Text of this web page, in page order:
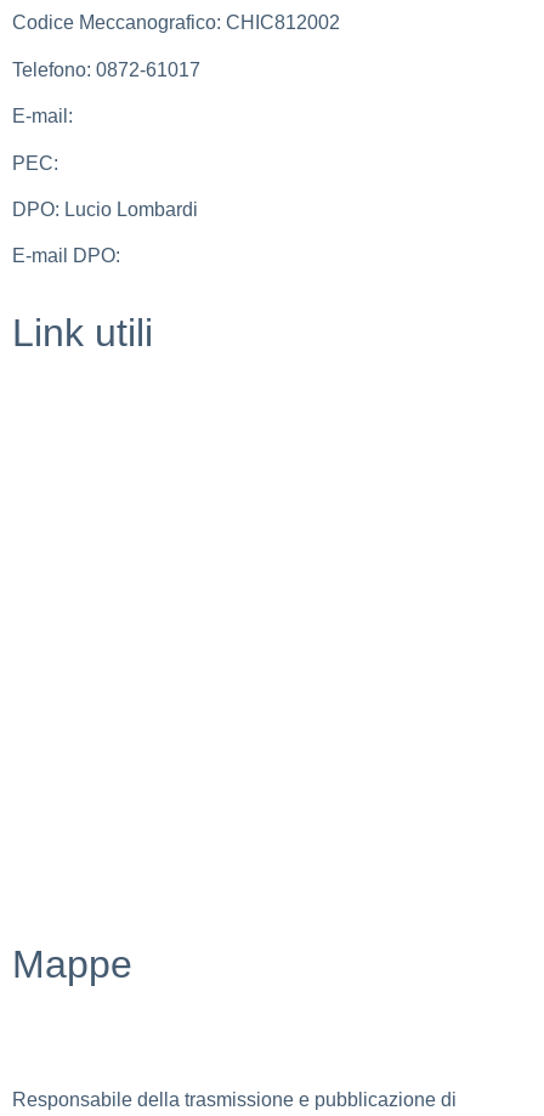
Codice Meccanografico: CHIC812002
Telefono: 0872-61017
E-mail:
PEC:
DPO: Lucio Lombardi
E-mail DPO:
Link utili
Mappe
Responsabile della trasmissione e pubblicazione di